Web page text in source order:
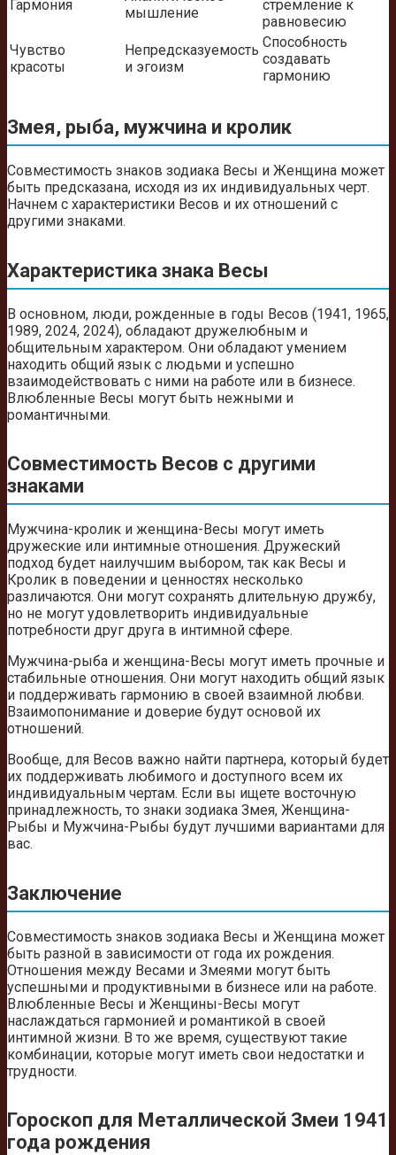
Гармония
мышление
стремление к
равновесию
Чувство
красоты
Непредсказуемость
и эгоизм
Способность
создавать
гармонию
Змея, рыба, мужчина и кролик
Совместимость знаков зодиака Весы и Женщина может
быть предсказана, исходя из их индивидуальных черт.
Начнем с характеристики Весов и их отношений с
другими знаками.
Характеристика знака Весы
В основном, люди, рожденные в годы Весов (1941, 1965,
1989, 2024, 2024), обладают дружелюбным и
общительным характером. Они обладают умением
находить общий язык с людьми и успешно
взаимодействовать с ними на работе или в бизнесе.
Влюбленные Весы могут быть нежными и
романтичными.
Совместимость Весов с другими
знаками
Мужчина-кролик и женщина-Весы могут иметь
дружеские или интимные отношения. Дружеский
подход будет наилучшим выбором, так как Весы и
Кролик в поведении и ценностях несколько
различаются. Они могут сохранять длительную дружбу,
но не могут удовлетворить индивидуальные
потребности друг друга в интимной сфере.
Mужчина-рыба и женщина-Весы могут иметь прочные и
стабильные отношения. Они могут находить общий язык
и поддерживать гармонию в своей взаимной любви.
Взаимопонимание и доверие будут основой их
отношений.
Вообще, для Весов важно найти партнера, который будет
их поддерживать любимого и доступного всем их
индивидуальным чертам. Если вы ищете восточную
принадлежность, то знаки зодиака Змея, Женщина-
Рыбы и Мужчина-Рыбы будут лучшими вариантами для
вас.
Заключение
Совместимость знаков зодиака Весы и Женщина может
быть разной в зависимости от года их рождения.
Отношения между Весами и Змеями могут быть
успешными и продуктивными в бизнесе или на работе.
Влюбленные Весы и Женщины-Весы могут
наслаждаться гармонией и романтикой в своей
интимной жизни. В то же время, существуют такие
комбинации, которые могут иметь свои недостатки и
трудности.
Гороскоп для Металлической Змеи 1941
года рождения